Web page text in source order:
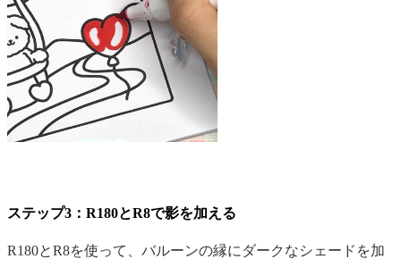
ステップ3：R180とR8で影を加える
R180とR8を使って、バルーンの縁にダークなシェードを加